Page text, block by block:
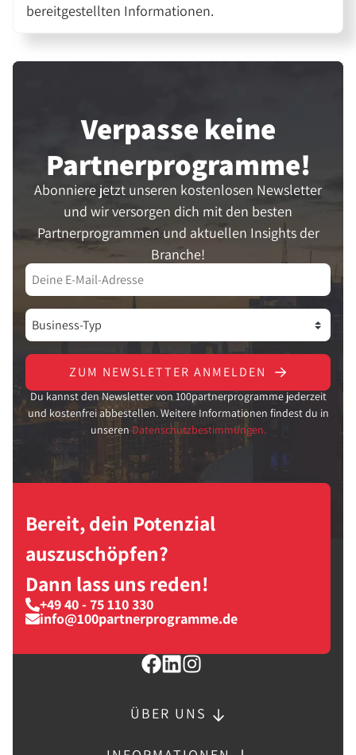
bereitgestellten Informationen.
Verpasse keine
Partner­programme!
Abonniere jetzt unseren kostenlosen Newsletter
und wir versorgen dich mit den besten
Partnerprogrammen und aktuellen Insights der
Branche!
ZUM NEWSLETTER ANMELDEN
Du kannst den Newsletter von 100partnerprogramme jederzeit
und kostenfrei abbestellen. Weitere Informationen findest du in
unseren Datenschutzbestimmungen.
Bereit, dein Potenzial
auszuschöpfen?
Dann lass uns reden!
+49 40 - 75 110 330
info@100partnerprogramme.de
ÜBER UNS